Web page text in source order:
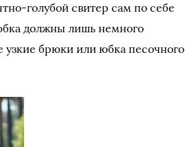
голубой свитер сам по себе
должны лишь немного
узкие брюки или юбка песочного